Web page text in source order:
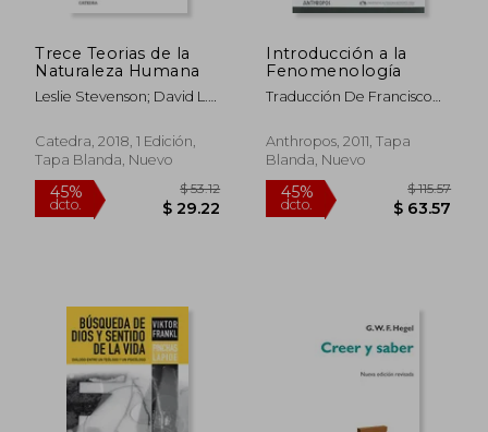
45%
dcto. dcto.
Trece Teorias de la
Naturaleza Humana
Leslie Stevenson; David L.
Matthews Wright;
Charlotte Witt
Catedra, 2018, 1 Edición,
Tapa Blanda, Nuevo
Introducción a la
Fenomenología
Traducción De Francisco
Lazo Briones Presentación
De Gustavo Leyva; Dermot
Moran
Anthropos, 2011, Tapa
Blanda, Nuevo